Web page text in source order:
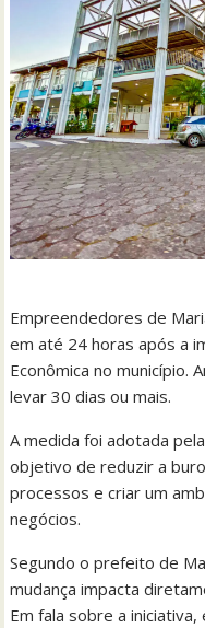
Empreendedores de
em até 24 horas após a
Econômica no município.
levar 30 dias ou mais.
A medida foi adotada
objetivo de reduzir a
processos e criar um
negócios.
Segundo o prefeito de
mudança impacta
Em fala sobre a